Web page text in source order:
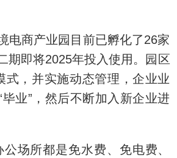
商产业园目前已孵化了26家
期即将2025年投入使用。园区
式，并实施动态管理，企业业
业”，然后不断加入新企业进
所都是免水费、免电费、